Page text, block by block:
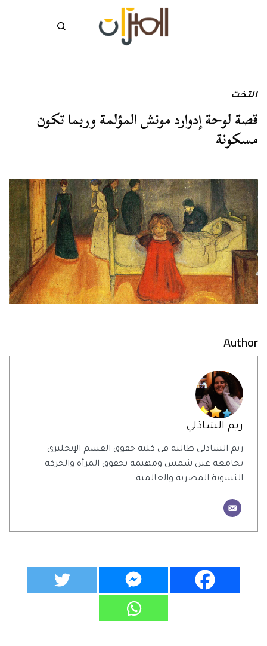
التخت
قصة لوحة إدوارد مونش المؤلمة وربما تكون
مسكونة
Author
ريم الشاذلي
ريم الشاذلي طالبة في كلية حقوق القسم الإنجليزي
بجامعة عين شمس ومهتمة بحقوق المرأة والحركة
النسوية المصرية والعالمية.